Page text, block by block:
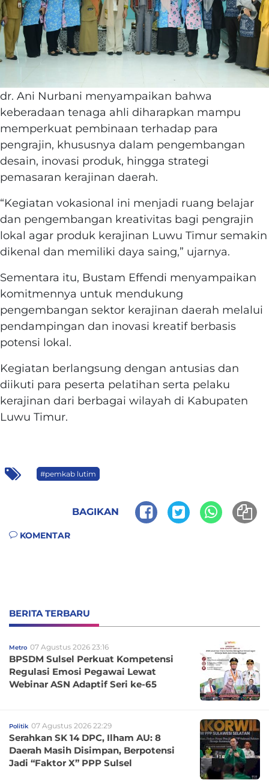
dr. Ani Nurbani menyampaikan bahwa
keberadaan tenaga ahli diharapkan mampu
memperkuat pembinaan terhadap para
pengrajin, khususnya dalam pengembangan
desain, inovasi produk, hingga strategi
pemasaran kerajinan daerah.
“Kegiatan vokasional ini menjadi ruang belajar
dan pengembangan kreativitas bagi pengrajin
lokal agar produk kerajinan Luwu Timur semakin
dikenal dan memiliki daya saing,” ujarnya.
Sementara itu, Bustam Effendi menyampaikan
komitmennya untuk mendukung
pengembangan sektor kerajinan daerah melalui
pendampingan dan inovasi kreatif berbasis
potensi lokal.
Kegiatan berlangsung dengan antusias dan
diikuti para peserta pelatihan serta pelaku
kerajinan dari berbagai wilayah di Kabupaten
Luwu Timur.
#pemkab lutim
BAGIKAN
KOMENTAR
BERITA TERBARU
Metro 07 Agustus 2026 23:16
BPSDM Sulsel Perkuat Kompetensi
Regulasi Emosi Pegawai Lewat
Webinar ASN Adaptif Seri ke-65
Politik 07 Agustus 2026 22:29
Serahkan SK 14 DPC, Ilham AU: 8
Daerah Masih Disimpan, Berpotensi
Jadi “Faktor X” PPP Sulsel